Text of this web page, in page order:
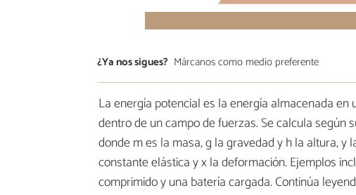
¿Ya nos sigues? Márcanos como medio preferente
La energía potencial es la energía almacenada
dentro de un campo de fuerzas. Se calcula según
donde m es la masa, g la gravedad y h la altura, y
constante elástica y x la deformación. Ejemplos
comprimido y una batería cargada. Continúa